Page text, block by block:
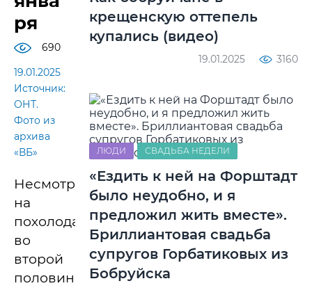
ря
690
19.01.2025
Источник:
ОНТ.
Фото из
архива
«ВБ»
Несмотря
на
похолодание
во
второй
половине
крещенскую оттепель
купались (видео)
19.01.2025 3160
ЛЮДИ СВАДЬБА НЕДЕЛИ
«Ездить к ней на Форштадт
было неудобно, и я
предложил жить вместе».
Бриллиантовая свадьба
супругов Горбатиковых из
Бобруйска